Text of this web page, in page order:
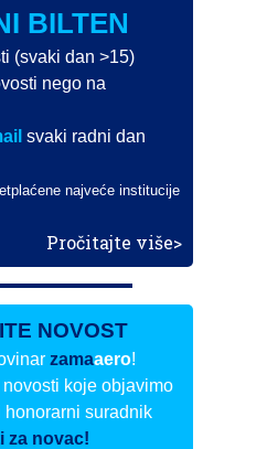
BILTEN
(svaki dan >15)
nego na
svaki radni dan
najveće institucije
Pročitajte više>
NOVOST
zamaaero!
koje objavimo
honorarni suradnik
za novac!